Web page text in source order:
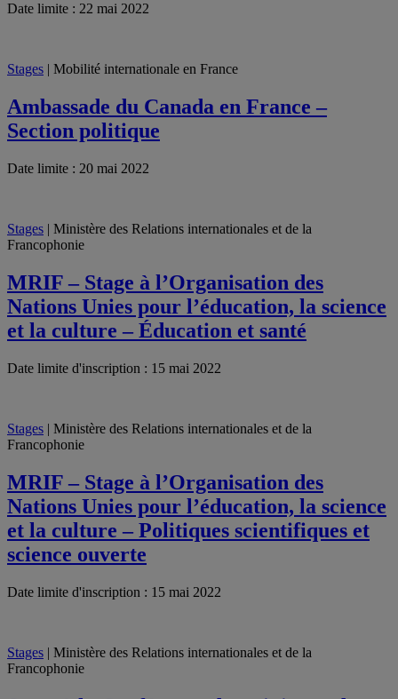
Date limite : 22 mai 2022
Stages | Mobilité internationale en France
Ambassade du Canada en France –
Section politique
Date limite : 20 mai 2022
Stages | Ministère des Relations internationales et de la
Francophonie
MRIF – Stage à l’Organisation des
Nations Unies pour l’éducation, la science
et la culture – Éducation et santé
Date limite d'inscription : 15 mai 2022
Stages | Ministère des Relations internationales et de la
Francophonie
MRIF – Stage à l’Organisation des
Nations Unies pour l’éducation, la science
et la culture – Politiques scientifiques et
science ouverte
Date limite d'inscription : 15 mai 2022
Stages | Ministère des Relations internationales et de la
Francophonie